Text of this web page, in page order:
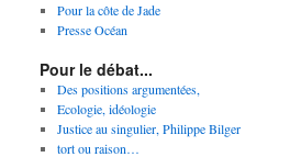
Pour la côte de Jade
Presse Océan
Pour le débat...
Des positions argumentées,
Ecologie, idéologie
Justice au singulier, Philippe Bilger
tort ou raison…